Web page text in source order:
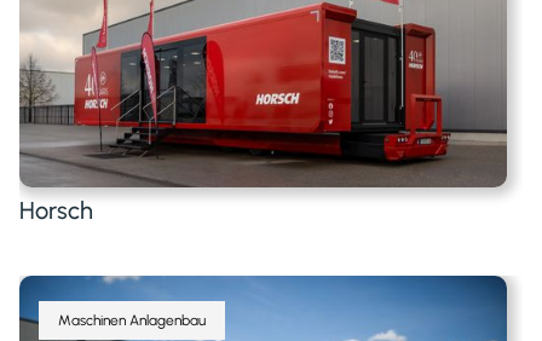
Horsch
Maschinen Anlagenbau